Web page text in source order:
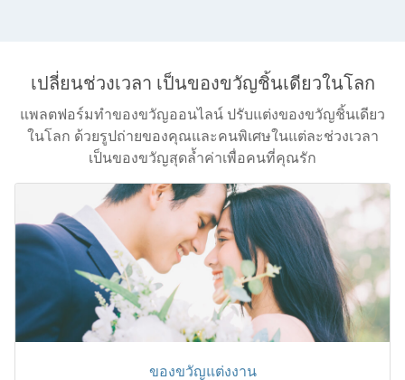
เปลี่ยนช่วงเวลา เป็นของขวัญชิ้นเดียวในโลก
แพลตฟอร์มทำของขวัญออนไลน์ ปรับแต่งของขวัญชิ้นเดียว
ในโลก ด้วยรูปถ่ายของคุณและคนพิเศษในแต่ละช่วงเวลา
เป็นของขวัญสุดล้ำค่าเพื่อคนที่คุณรัก
ของขวัญแต่งงาน